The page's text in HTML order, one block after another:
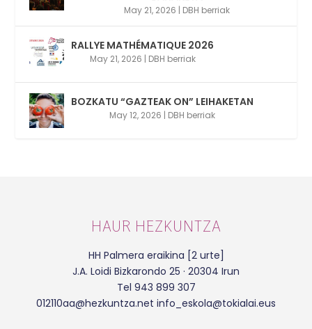
May 21, 2026 | DBH berriak
RALLYE MATHÉMATIQUE 2026
May 21, 2026 | DBH berriak
BOZKATU “GAZTEAK ON” LEIHAKETAN
May 12, 2026 | DBH berriak
HAUR HEZKUNTZA
HH Palmera eraikina [2 urte]
J.A. Loidi Bizkarondo 25 · 20304 Irun
Tel 943 899 307
012110aa@hezkuntza.net info_eskola@tokialai.eus